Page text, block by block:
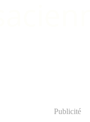
Publicité